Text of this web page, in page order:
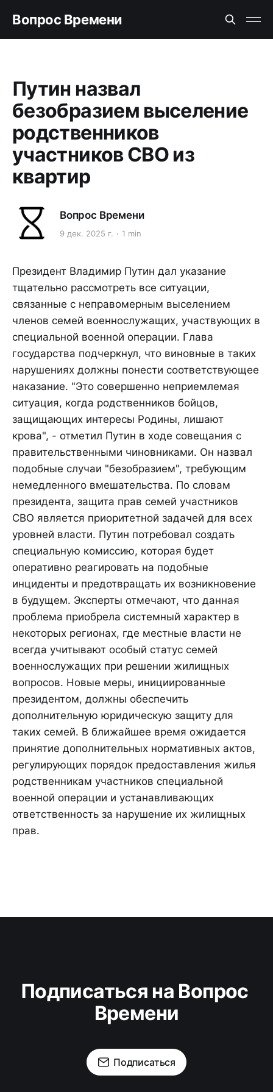
Вопрос Времени
Путин назвал
безобразием выселение
родственников
участников СВО из
квартир
Вопрос Времени
9 дек. 2025 г. 1 min
Президент Владимир Путин дал указание
тщательно рассмотреть все ситуации,
связанные с неправомерным выселением
членов семей военнослужащих, участвующих в
специальной военной операции. Глава
государства подчеркнул, что виновные в таких
нарушениях должны понести соответствующее
наказание. "Это совершенно неприемлемая
ситуация, когда родственников бойцов,
защищающих интересы Родины, лишают
крова", - отметил Путин в ходе совещания с
правительственными чиновниками. Он назвал
подобные случаи "безобразием", требующим
немедленного вмешательства. По словам
президента, защита прав семей участников
СВО является приоритетной задачей для всех
уровней власти. Путин потребовал создать
специальную комиссию, которая будет
оперативно реагировать на подобные
инциденты и предотвращать их возникновение
в будущем. Эксперты отмечают, что данная
проблема приобрела системный характер в
некоторых регионах, где местные власти не
всегда учитывают особый статус семей
военнослужащих при решении жилищных
вопросов. Новые меры, инициированные
президентом, должны обеспечить
дополнительную юридическую защиту для
таких семей. В ближайшее время ожидается
принятие дополнительных нормативных актов,
регулирующих порядок предоставления жилья
родственникам участников специальной
военной операции и устанавливающих
ответственность за нарушение их жилищных
прав.
Подписаться на Вопрос
Времени
Подписаться